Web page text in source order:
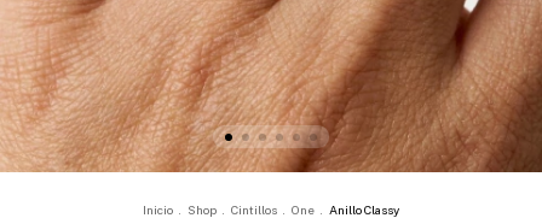
Inicio Shop Cintillos One Anillo Classy